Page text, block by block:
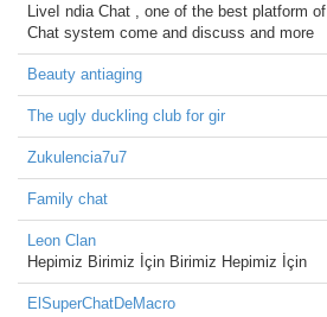
LiveI ndia Chat , one of the best platform of
Chat system come and discuss and more
Beauty antiaging
The ugly duckling club for gir
Zukulencia7u7
Family chat
Leon Clan
Hepimiz Birimiz İçin Birimiz Hepimiz İçin
ElSuperChatDeMacro